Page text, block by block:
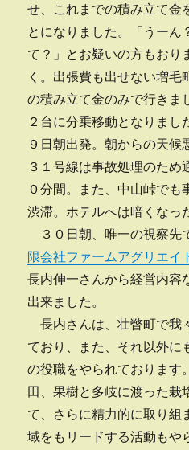
せ、これまでの積み立て金
とになりました。「うーん
て？」とお疑いの方もおり
く。出張費も出せない増毛
の積み立て金のみで行きま
２台に分乗移動となりまし
９日朝出発。朝からの天候
３１号線は事故処理のため
０分間。また、中山峠でも
渋滞。ホテルへは暗くなっ
３０日朝、唯一の視察先
限会社ファームアグリエイ
長内伸一さんから経営内容
出来ました。
長内さんは、壮瞥町で我
ており、また、それ以外に
の役職をやられております
田、果樹と多岐に渡った栽
て、さらに精力的に取り組
域をもリードする活動もや